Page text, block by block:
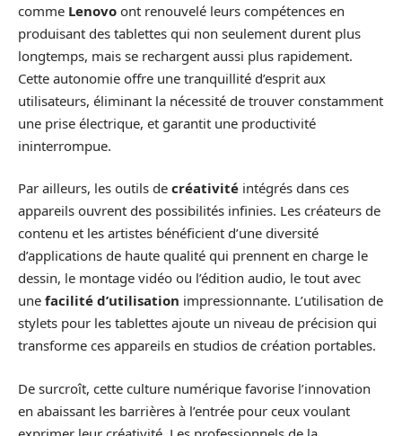
comme Lenovo ont renouvelé leurs compétences en
produisant des tablettes qui non seulement durent plus
longtemps, mais se rechargent aussi plus rapidement.
Cette autonomie offre une tranquillité d’esprit aux
utilisateurs, éliminant la nécessité de trouver constamment
une prise électrique, et garantit une productivité
ininterrompue.
Par ailleurs, les outils de créativité intégrés dans ces
appareils ouvrent des possibilités infinies. Les créateurs de
contenu et les artistes bénéficient d’une diversité
d’applications de haute qualité qui prennent en charge le
dessin, le montage vidéo ou l’édition audio, le tout avec
une facilité d’utilisation impressionnante. L’utilisation de
stylets pour les tablettes ajoute un niveau de précision qui
transforme ces appareils en studios de création portables.
De surcroît, cette culture numérique favorise l’innovation
en abaissant les barrières à l’entrée pour ceux voulant